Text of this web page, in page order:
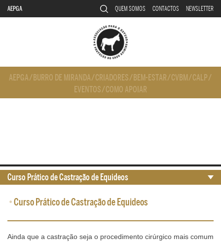
AEPGA QUEM SOMOS CONTACTOS NEWSLETTER
AEPGA/ BURRO DE MIRANDA/CRIADORES/ BEM-ESTAR/CVBM/CALP/
EVENTOS/COMO APOIAR
•Curso Prático de Castração de Equideos
Ainda que a castração seja o procedimento cirúrgico mais comum
Curso Prático de Castração de Equideos